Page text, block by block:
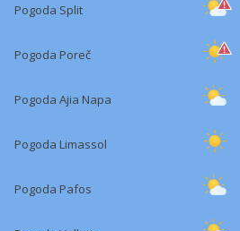
Pogoda Split
Pogoda Poreč
Pogoda Ajia Napa
Pogoda Limassol
Pogoda Pafos